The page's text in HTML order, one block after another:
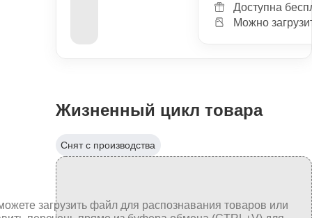
Доступна
Можно
Жизненный цикл товара
Снят с производства